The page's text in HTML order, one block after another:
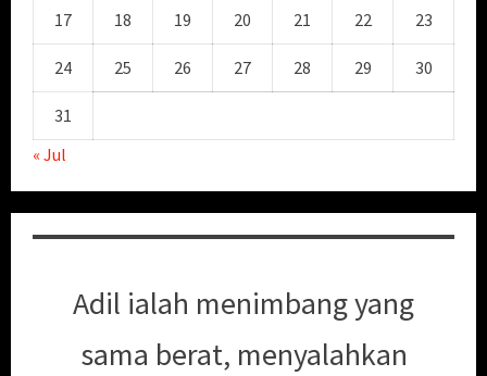
17 18 19 20 21 22 23
24 25 26 27 28 29 30
31
« Jul
Adil ialah menimbang yang
sama berat, menyalahkan